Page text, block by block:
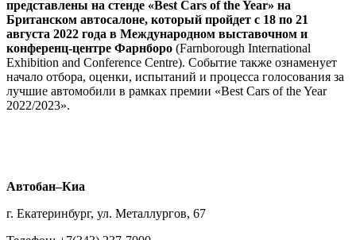
представлены на стенде «Best Cars of the Year» на
Британском автосалоне, который пройдет с 18 по 21
августа 2022 года в Международном выставочном и
конференц-центре Фарнборо (Farnborough International
Exhibition and Conference Centre). Событие также ознаменует
начало отбора, оценки, испытаний и процесса голосования за
лучшие автомобили в рамках премии «Best Cars of the Year
2022/2023».
Автобан–Киа
г. Екатеринбург, ул. Металлургов, 67